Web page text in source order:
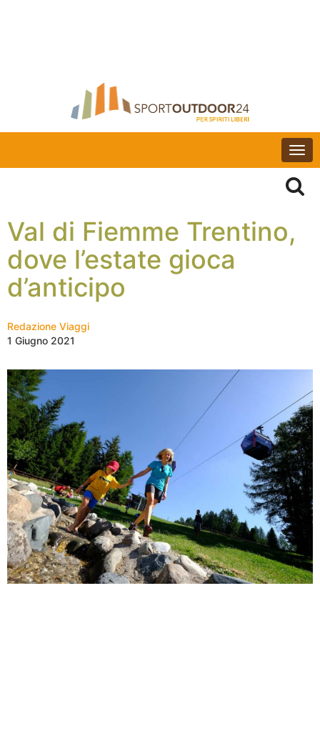
Val di Fiemme Trentino,
dove l’estate gioca
d’anticipo
Redazione Viaggi
1 Giugno 2021